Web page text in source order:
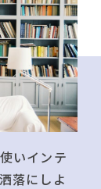
いインテ
落にしよ